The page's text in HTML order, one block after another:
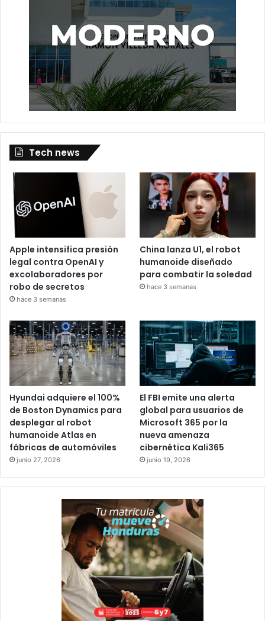
Tech news
Apple intensifica presión
legal contra OpenAI y
excolaboradores por
robo de secretos
hace 3 semanas
China lanza U1, el robot
humanoide diseñado
para combatir la soledad
hace 3 semanas
Hyundai adquiere el 100%
de Boston Dynamics para
desplegar al robot
humanoide Atlas en
fábricas de automóviles
junio 27, 2026
El FBI emite una alerta
global para usuarios de
Microsoft 365 por la
nueva amenaza
cibernética Kali365
junio 19, 2026